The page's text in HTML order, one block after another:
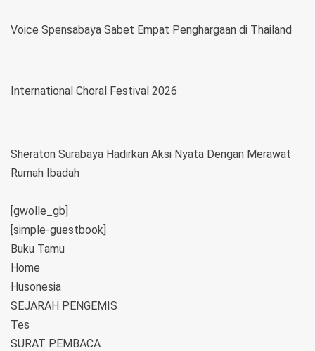
Voice Spensabaya Sabet Empat Penghargaan di Thailand
International Choral Festival 2026
Sheraton Surabaya Hadirkan Aksi Nyata Dengan Merawat
Rumah Ibadah
[gwolle_gb]
[simple-guestbook]
Buku Tamu
Home
Husonesia
SEJARAH PENGEMIS
Tes
SURAT PEMBACA